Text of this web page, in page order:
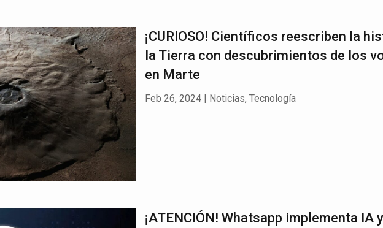
¡CURIOSO! Científicos reescriben la
la Tierra con descubrimientos de los
en Marte
Feb 26, 2024| Noticias, Tecnología
¡ATENCIÓN! Whatsapp implementa IA